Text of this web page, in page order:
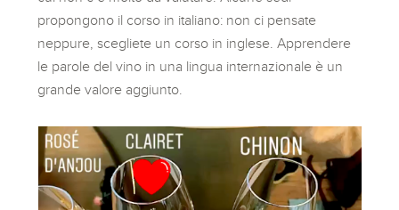
propongono il corso in italiano: non ci pensate
neppure, scegliete un corso in inglese. Apprendere
le parole del vino in una lingua internazionale è un
grande valore aggiunto.